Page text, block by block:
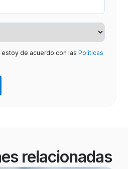
estoy de acuerdo con lasPolíticas
relacionadas